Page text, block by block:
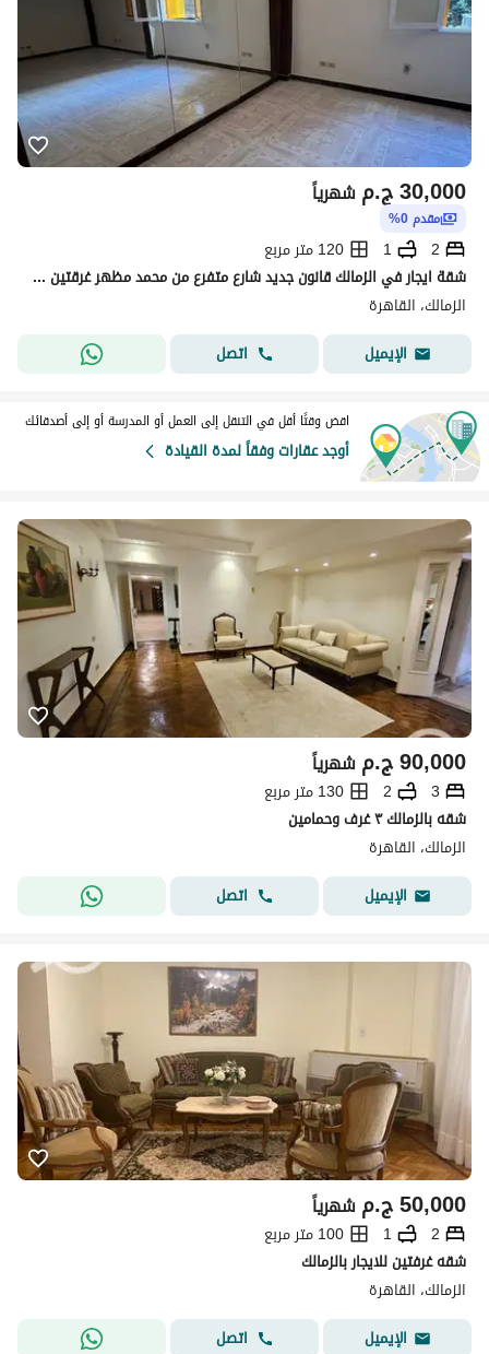
ج.م30,000 شهرياً
مقدم 0%
2
1
120 متر مربع
شقة ايجار في الزمالك قانون جديد شارع متفرع من محمد مظهر غرقتين وريسيبشن و مطبخ و حمام دور تالت بدون اسانسير مطلوب ٣٠ الف في الشهر
الزمالك، القاهرة
الإيميل
اتصل
اقض وقتًا أقل في التنقل إلى العمل أو المدرسة أو إلى أصدقائك
أوجد عقارات وفقاً لمدة القيادة
ج.م90,000 شهرياً
3
2
130 متر مربع
شقه بالزمالك ٣ غرف وحمامين
الزمالك، القاهرة
الإيميل
اتصل
ج.م50,000 شهرياً
2
1
100 متر مربع
شقه غرفتين للايجار بالزمالك
الزمالك، القاهرة
الإيميل
اتصل